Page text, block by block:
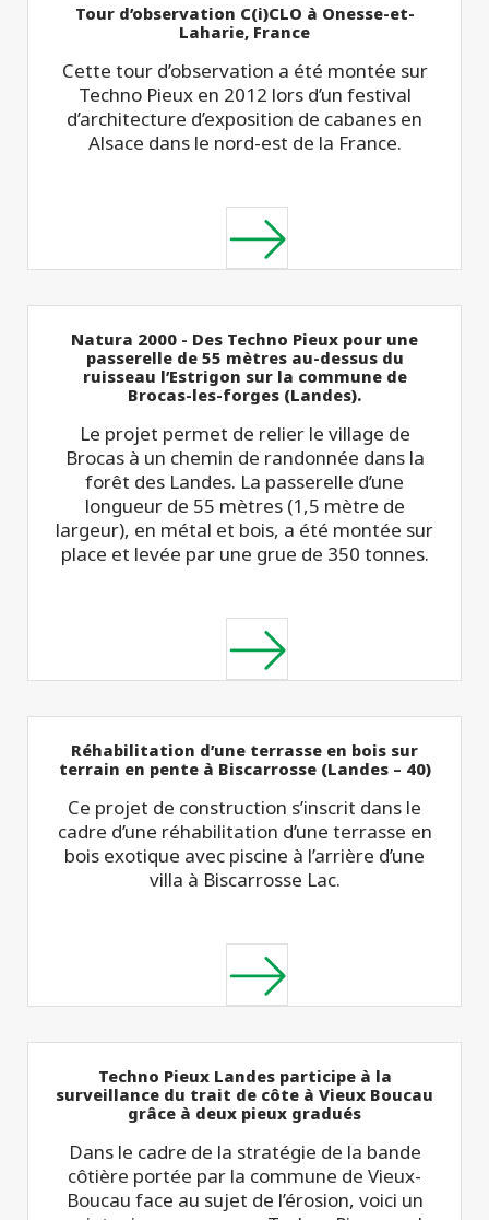
Tour d’observation C(i)CLO à Onesse-et-
Laharie, France
Cette tour d’observation a été montée sur
Techno Pieux en 2012 lors d’un festival
d’architecture d’exposition de cabanes en
Alsace dans le nord-est de la France.
Natura 2000 - Des Techno Pieux pour une
passerelle de 55 mètres au-dessus du
ruisseau l’Estrigon sur la commune de
Brocas-les-forges (Landes).
Le projet permet de relier le village de
Brocas à un chemin de randonnée dans la
forêt des Landes. La passerelle d’une
longueur de 55 mètres (1,5 mètre de
largeur), en métal et bois, a été montée sur
place et levée par une grue de 350 tonnes.
Réhabilitation d’une terrasse en bois sur
terrain en pente à Biscarrosse (Landes – 40)
Ce projet de construction s’inscrit dans le
cadre d’une réhabilitation d’une terrasse en
bois exotique avec piscine à l’arrière d’une
villa à Biscarrosse Lac.
Techno Pieux Landes participe à la
surveillance du trait de côte à Vieux Boucau
grâce à deux pieux gradués
Dans le cadre de la stratégie de la bande
côtière portée par la commune de Vieux-
Boucau face au sujet de l’érosion, voici un